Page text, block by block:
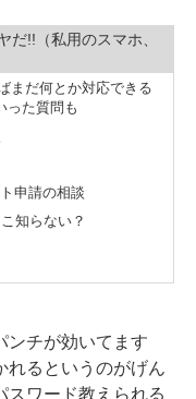
!!（私用のスマホ、
まだ何とか対応できる
った質問も
申請の相談
知らない？
チが効いてます
れるというのがげん
スワード教えられる